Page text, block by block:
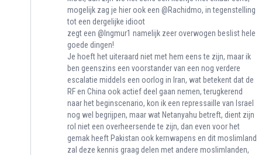
mogelijk zag je hier ook een @Rachidmo, in tegenstelling
tot een dergelijke idioot
zegt een @Ingmur1 namelijk zeer overwogen beslist hele
goede dingen!
Je hoeft het uiteraard niet met hem eens te zijn, maar ik
ben geenszins een voorstander van een nog verdere
escalatie middels een oorlog in Iran, wat betekent dat de
RF en China ook actief deel gaan nemen, terugkerend
naar het beginscenario, kon ik een repressaille van Israel
nog wel begrijpen, maar wat Netanyahu betreft, dient zijn
rol niet een overheersende te zijn, dan even voor het
gemak heeft Pakistan ook kernwapens en dit moslimland
zal deze kennis graag delen met andere moslimlanden,